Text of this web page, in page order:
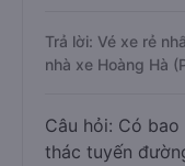
Trả lời: Vé xe rẻ
nhà xe Hoàng Hà
Câu hỏi: Có
thác tuyến